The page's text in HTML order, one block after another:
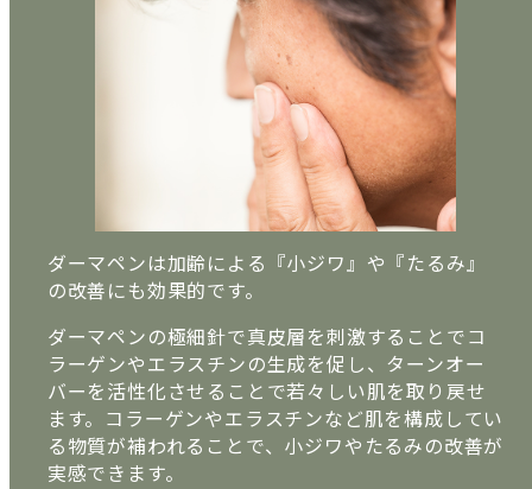
ダーマペンは加齢による『小ジワ』や『たるみ』
の改善にも効果的です。
ダーマペンの極細針で真皮層を刺激することでコ
ラーゲンやエラスチンの生成を促し、ターンオー
バーを活性化させることで若々しい肌を取り戻せ
ます。コラーゲンやエラスチンなど肌を構成してい
る物質が補われることで、小ジワやたるみの改善が
実感できます。